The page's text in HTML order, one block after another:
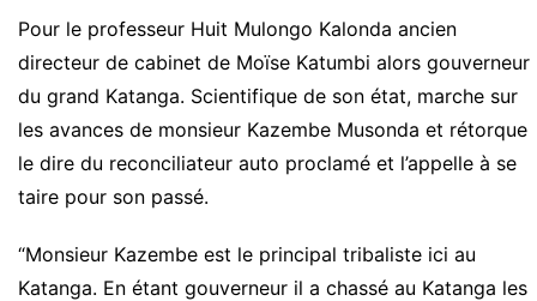
Pour le professeur Huit Mulongo Kalonda ancien
directeur de cabinet de Moïse Katumbi alors gouverneur
du grand Katanga. Scientifique de son état, marche sur
les avances de monsieur Kazembe Musonda et rétorque
le dire du reconciliateur auto proclamé et l’appelle à se
taire pour son passé.
“Monsieur Kazembe est le principal tribaliste ici au
Katanga. En étant gouverneur il a chassé au Katanga les